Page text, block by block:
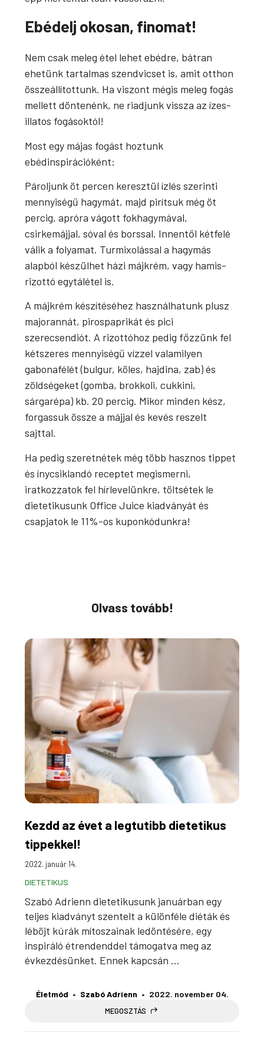
Ebédelj okosan, finomat!
Nem csak meleg étel lehet ebédre, bátran
ehetünk tartalmas szendvicset is, amit otthon
összeállítottunk. Ha viszont mégis meleg fogás
mellett döntenénk, ne riadjunk vissza az ízes-
illatos fogásoktól!
Most egy májas fogást hoztunk
ebédinspirációként:
Pároljunk öt percen keresztül ízlés szerinti
mennyiségű hagymát, majd pirítsuk még öt
percig, apróra vágott fokhagymával,
csirkemájjal, sóval és borssal. Innentől kétfelé
válik a folyamat. Turmixolással a hagymás
alapból készülhet házi májkrém, vagy hamis-
rizottó egytálétel is.
A májkrém készítéséhez használhatunk plusz
majorannát, pirospaprikát és pici
szerecsendiót. A rizottóhoz pedig főzzünk fel
kétszeres mennyiségű vízzel valamilyen
gabonafélét (bulgur, köles, hajdina, zab) és
zöldségeket (gomba, brokkoli, cukkini,
sárgarépa) kb. 20 percig. Mikor minden kész,
forgassuk össze a májjal és kevés reszelt
sajttal.
Ha pedig szeretnétek még több hasznos tippet
és ínycsiklandó receptet megismerni,
iratkozzatok fel hírlevelünkre, töltsétek le
dietetikusunk Office Juice kiadványát és
csapjatok le 11%-os kuponkódunkra!
Olvass tovább!
Kezdd az évet a legtutibb dietetikus
tippekkel!
2022. január 14.
DIETETIKUS
Szabó Adrienn dietetikusunk januárban egy
teljes kiadványt szentelt a különféle diéták és
léböjt kúrák mítoszainak ledöntésére, egy
inspiráló étrendenddel támogatva meg az
évkezdésünket. Ennek kapcsán ...
Életmód Szabó Adrienn 2022. november 04.
MEGOSZTÁS